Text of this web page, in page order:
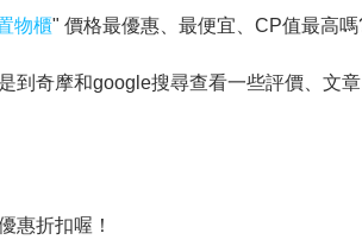
物櫃" 價格最優惠、最便宜、CP值最高嗎
到奇摩和google搜尋查看一些評價、文
惠折扣喔！